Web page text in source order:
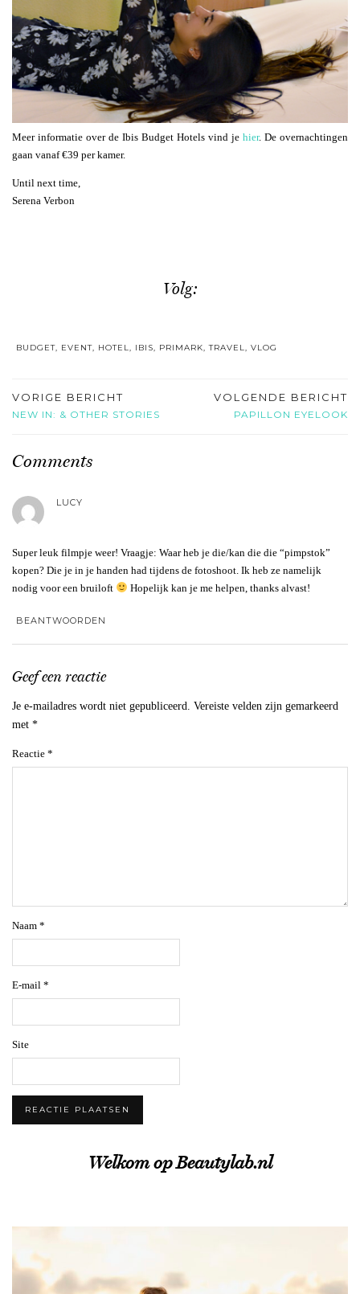
Meer informatie over de Ibis Budget Hotels vind je hier. De overnachtingen
gaan vanaf €39 per kamer.
Until next time,
Serena Verbon
Volg:
BUDGET, EVENT, HOTEL, IBIS, PRIMARK,TRAVEL, VLOG
VORIGE BERICHT
NEW IN: & OTHER STORIES
VOLGENDE BERICHT
PAPILLON EYELOOK
Comments
LUCY
Super leuk filmpje weer! Vraagje: Waar heb je die/kan die die “pimpstok”
kopen? Die je in je handen had tijdens de fotoshoot. Ik heb ze namelijk
nodig voor een bruiloft
Hopelijk kan je me helpen, thanks alvast!
BEANTWOORDEN
Geef een reactie
Je e-mailadres wordt niet gepubliceerd. Vereiste velden zijn gemarkeerd
met *
Reactie *
Naam *
E-mail *
Site
Welkom op Beautylab.nl